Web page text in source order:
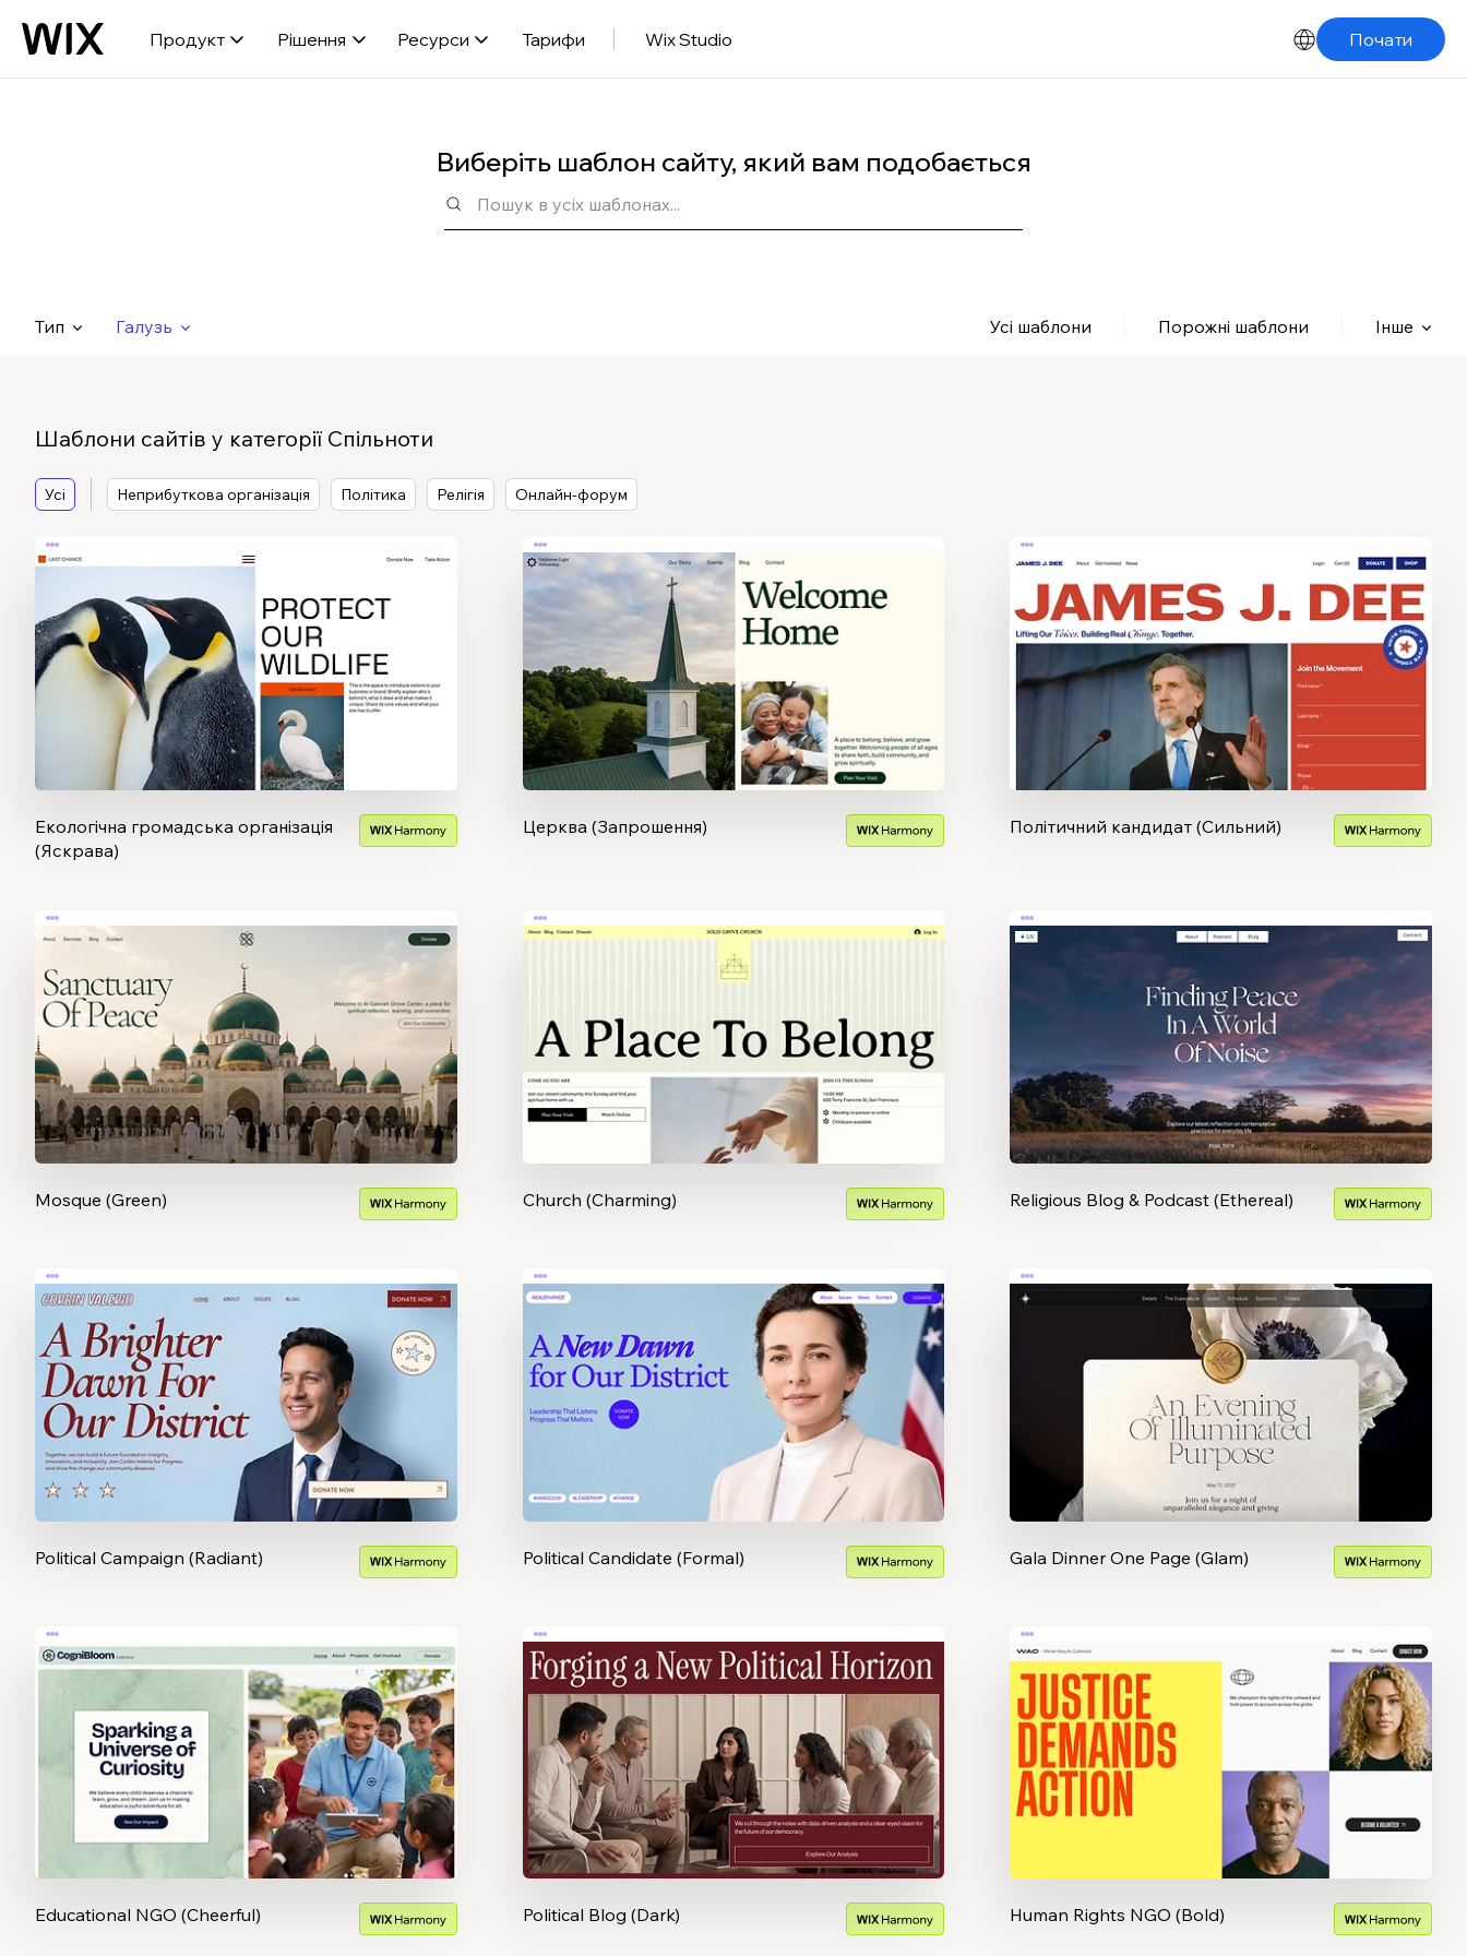
Продукт Рішення Ресурси Тарифи Wix Studio Почати
Виберіть шаблон сайту, який вам подобається
Тип Галузь Усі шаблони Порожні шаблони Інше
Шаблони сайтів у категорії Cпільноти
Усі Неприбуткова організація Політика Релігія Онлайн-форум
Екологічна громадська організація
(Яскрава)
Церква (Запрошення) Політичний кандидат (Сильний)
Mosque (Green) Church (Charming) Religious Blog & Podcast (Ethereal)
Political Campaign (Radiant) Political Candidate (Formal) Gala Dinner One Page (Glam)
Educational NGO (Cheerful) Political Blog (Dark) Human Rights NGO (Bold)